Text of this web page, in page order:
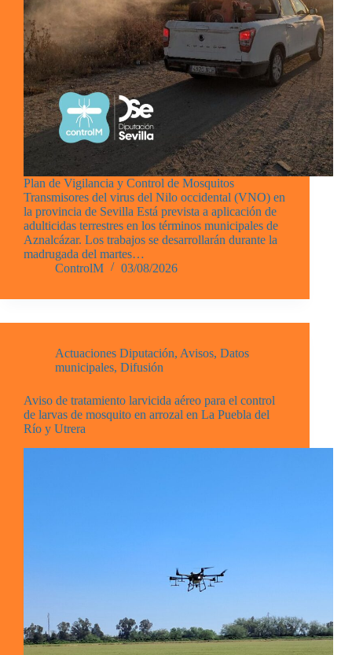
Plan de Vigilancia y Control de Mosquitos
Transmisores del virus del Nilo occidental (VNO) en
la provincia de Sevilla Está prevista a aplicación de
adulticidas terrestres en los términos municipales de
Aznalcázar. Los trabajos se desarrollarán durante la
madrugada del martes…
ControlM
03/08/2026
Actuaciones Diputación, Avisos, Datos
municipales, Difusión
Aviso de tratamiento larvicida aéreo para el control
de larvas de mosquito en arrozal en La Puebla del
Río y Utrera